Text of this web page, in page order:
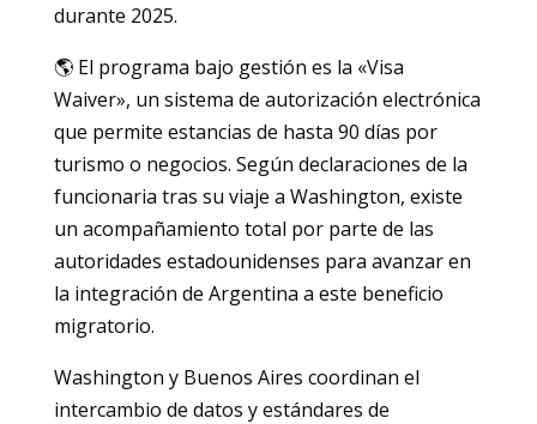
durante 2025.
🌎 El programa bajo gestión es la «Visa
Waiver», un sistema de autorización electrónica
que permite estancias de hasta 90 días por
turismo o negocios. Según declaraciones de la
funcionaria tras su viaje a Washington, existe
un acompañamiento total por parte de las
autoridades estadounidenses para avanzar en
la integración de Argentina a este beneficio
migratorio.
Washington y Buenos Aires coordinan el
intercambio de datos y estándares de